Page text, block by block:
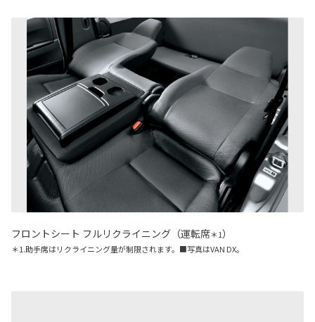
フロントシート フルリクライニング（運転席＊1）
＊1.助手席はリクライニング量が制限されます。■写真はVAN DX。